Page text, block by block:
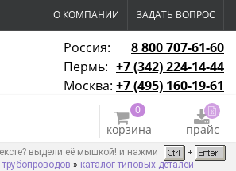
О КОМПАНИИ ЗАДАТЬ ВОПРОС
Россия:
8 800 707-61-60
Пермь: +7 (342) 224-14-44
Москва: +7 (495) 160-19-61
0
корзина прайс
выдели её мышкой! и нажми
трубопроводов » каталог типовых деталей